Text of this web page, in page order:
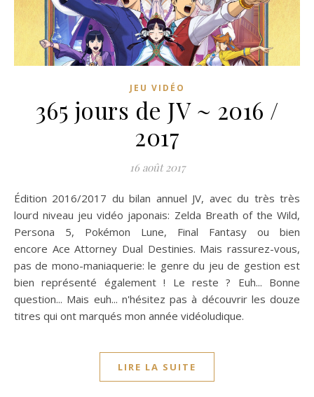
JEU VIDÉO
365 jours de JV ~ 2016 /
2017
16 août 2017
Édition 2016/2017 du bilan annuel JV, avec du très très
lourd niveau jeu vidéo japonais: Zelda Breath of the Wild,
Persona 5, Pokémon Lune, Final Fantasy ou bien
encore Ace Attorney Dual Destinies. Mais rassurez-vous,
pas de mono-maniaquerie: le genre du jeu de gestion est
bien représenté également ! Le reste ? Euh... Bonne
question... Mais euh... n'hésitez pas à découvrir les douze
titres qui ont marqués mon année vidéoludique.
LIRE LA SUITE